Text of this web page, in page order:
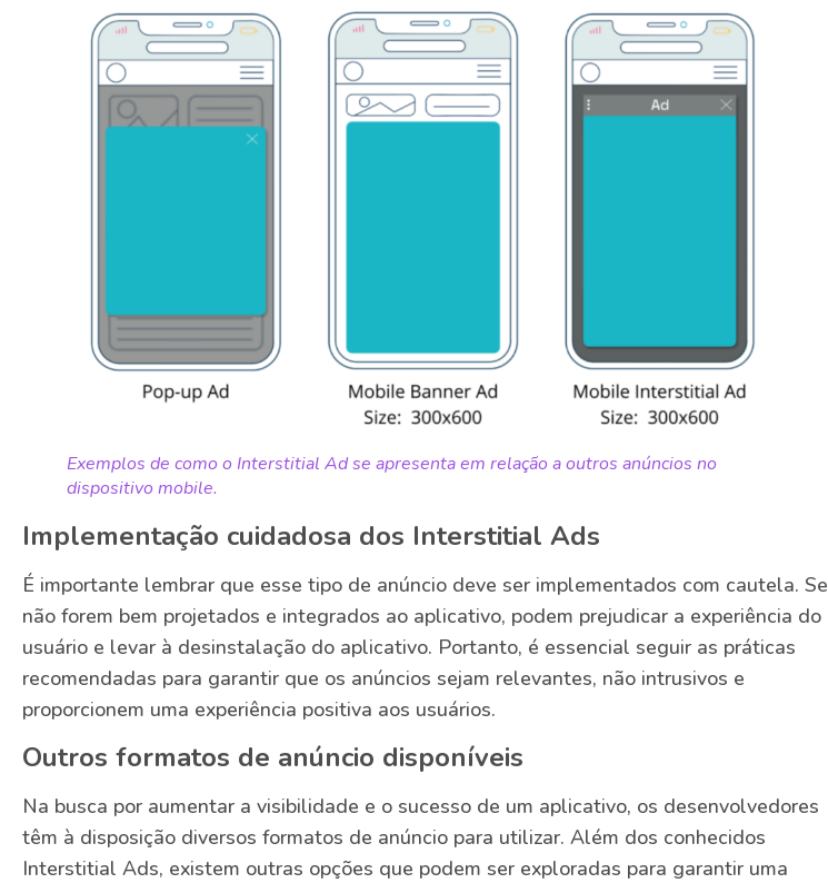
Exemplos de como o Interstitial Ad se apresenta em relação a outros anúncios no
dispositivo mobile.
Implementação cuidadosa dos Interstitial Ads
É importante lembrar que esse tipo de anúncio deve ser implementados com cautela. Se
não forem bem projetados e integrados ao aplicativo, podem prejudicar a experiência do
usuário e levar à desinstalação do aplicativo. Portanto, é essencial seguir as práticas
recomendadas para garantir que os anúncios sejam relevantes, não intrusivos e
proporcionem uma experiência positiva aos usuários.
Outros formatos de anúncio disponíveis
Na busca por aumentar a visibilidade e o sucesso de um aplicativo, os desenvolvedores
têm à disposição diversos formatos de anúncio para utilizar. Além dos conhecidos
Interstitial Ads, existem outras opções que podem ser exploradas para garantir uma